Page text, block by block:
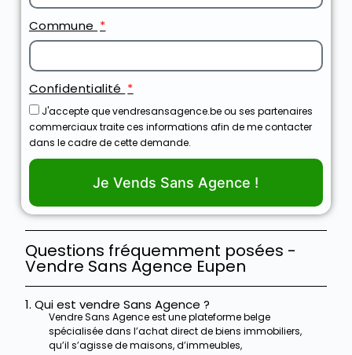
Commune
Confidentialité
J'accepte que vendresansagence.be ou ses partenaires
commerciaux traite ces informations afin de me contacter
dans le cadre de cette demande.
Je Vends Sans Agence !
Questions fréquemment posées -
Vendre Sans Agence Eupen
1. Qui est vendre Sans Agence ?
Vendre Sans Agence est une plateforme belge
spécialisée dans l’achat direct de biens immobiliers,
qu’il s’agisse de maisons, d’immeubles,